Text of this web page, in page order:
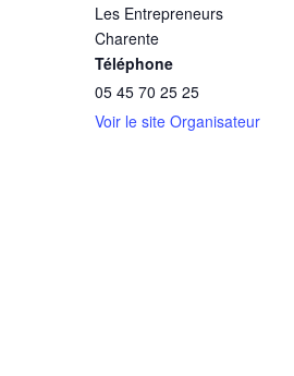
Les Entrepreneurs
Charente
Téléphone
05 45 70 25 25
Voir le site Organisateur